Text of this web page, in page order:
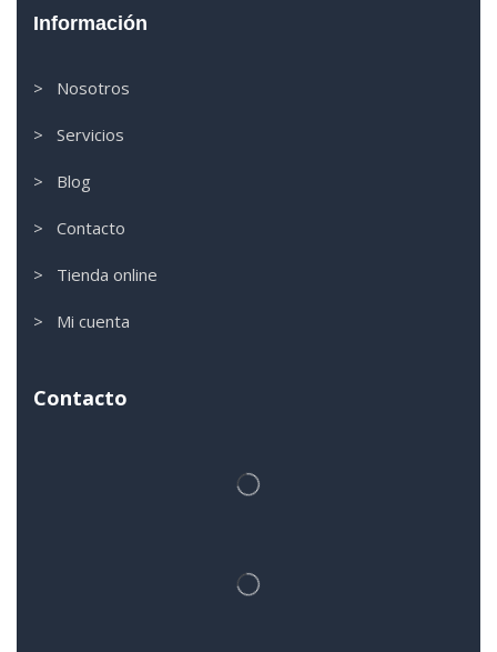
Información
> Nosotros
> Servicios
> Blog
> Contacto
> Tienda online
> Mi cuenta
Contacto